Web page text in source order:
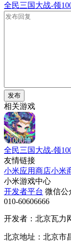
全民三国大战-领
发布
相关游戏
全民三国大战-领
友情链接
小米应用商店小米
小米游戏中心
开发者平台 微信公
010-60606666
开发者：北京瓦力
北京地址：北京市